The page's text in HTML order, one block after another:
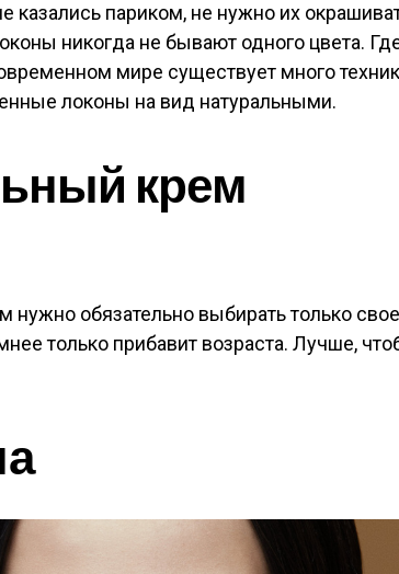
казались париком, не нужно их
никогда не бывают одного цвета.
мире существует много
локоны на вид натуральными.
крем
нужно обязательно выбирать только
только прибавит возраста. Лучше,